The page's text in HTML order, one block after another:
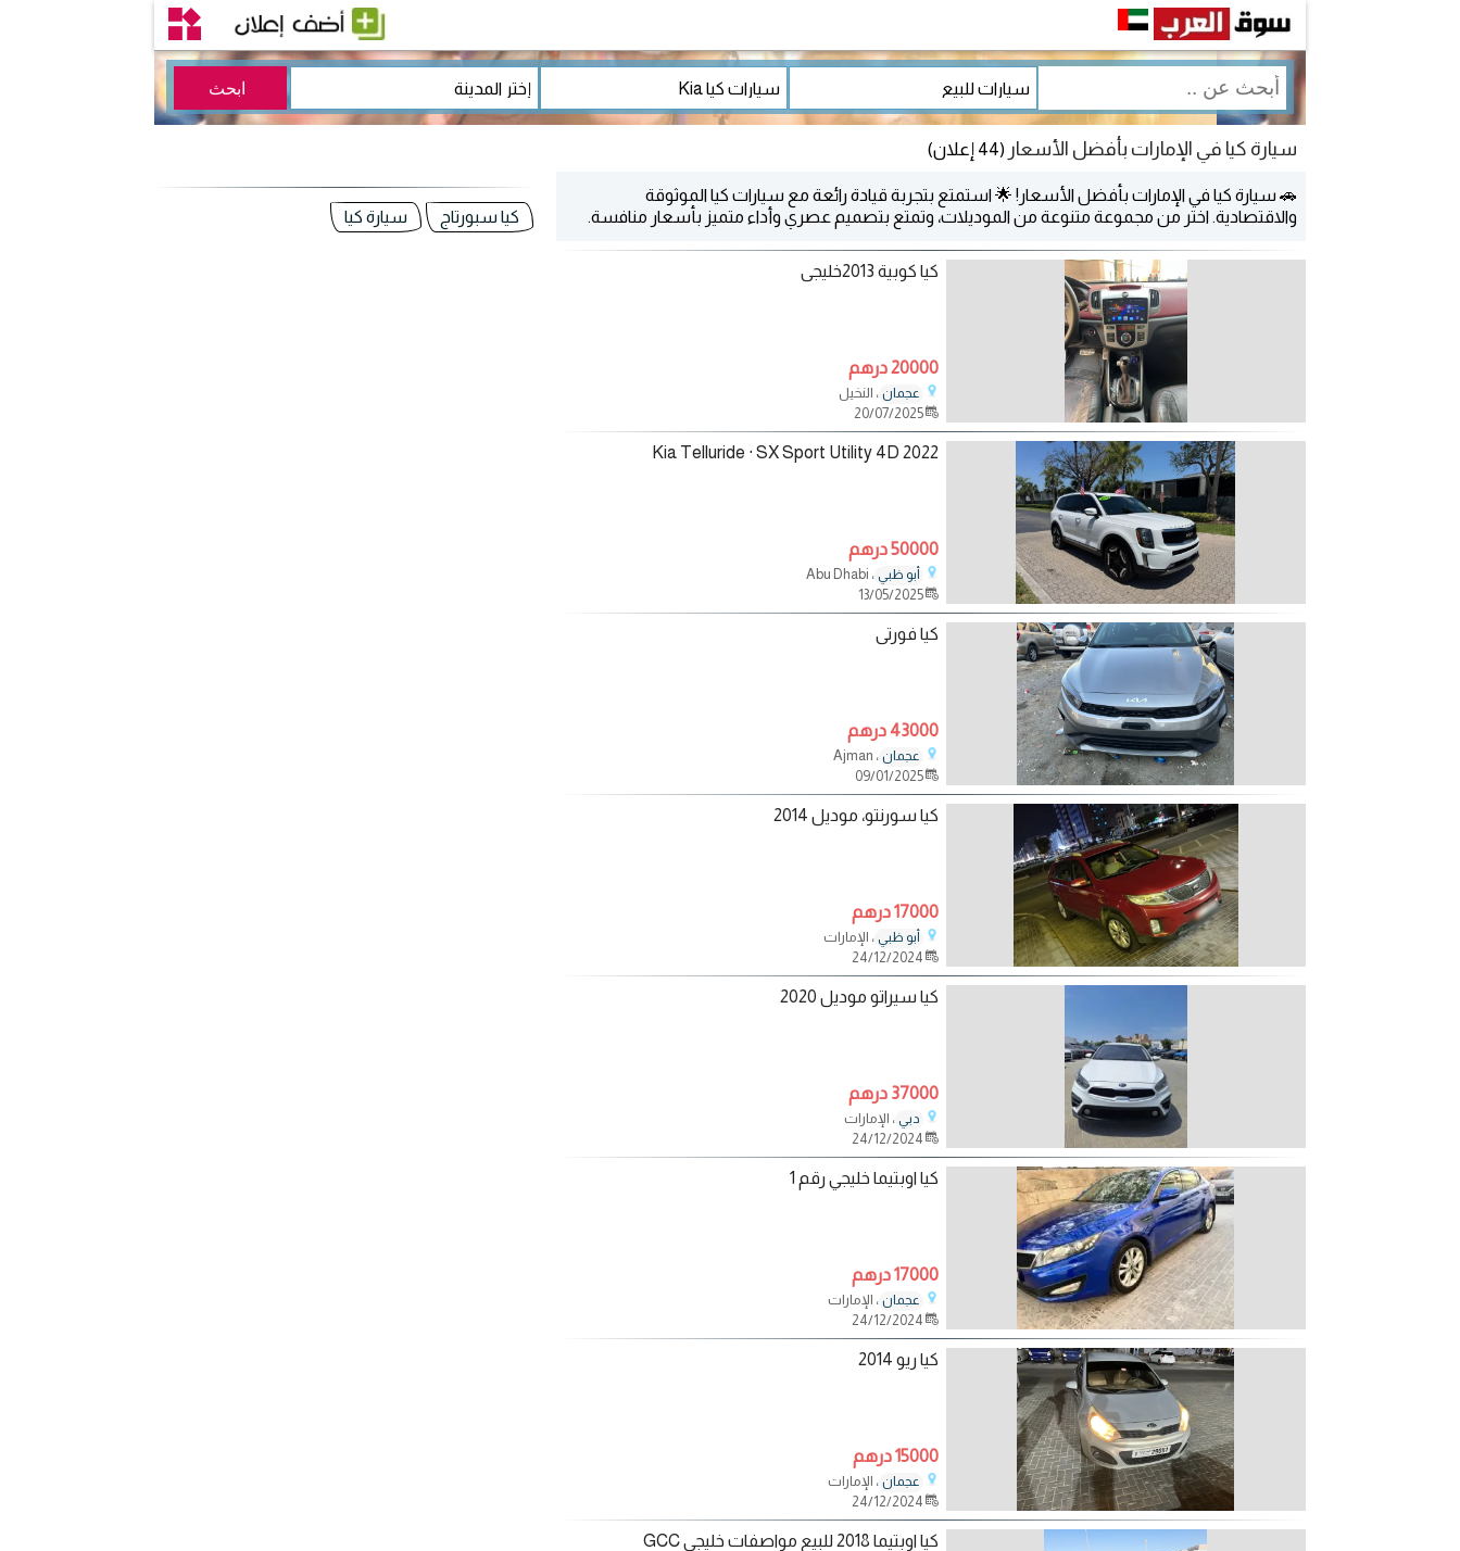
سيارة كيا في الإمارات بأفضل الأسعار (44 إعلان)
🚗 سيارة كيا في الإمارات بأفضل الأسعار! 🌟 استمتع بتجربة قيادة رائعة مع سيارات كيا الموثوقة
والاقتصادية. اختر من مجموعة متنوعة من الموديلات، وتمتع بتصميم عصري وأداء متميز بأسعار منافسة.
كيا كوبية 2013خليجى
20000 درهم
عجمان ، النخيل
20/07/2025
2022 Kia Telluride · SX Sport Utility 4D
50000 درهم
أبو ظبي ، Abu Dhabi
13/05/2025
كيا فورتى
43000 درهم
عجمان ، Ajman
09/01/2025
كيا سورنتو، موديل 2014
17000 درهم
أبو ظبي ، الإمارات
كيا سيراتو موديل 2020
37000 درهم
دبي ، الإمارات
كيا اوبتيما خليجي رقم 1
17000 درهم
عجمان ، الإمارات
كيا ريو 2014
15000 درهم
عجمان ، الإمارات
كيا اوبتيما 2018 للبيع مواصفات خليجي GCC
كيا سبورتاج سيارة كيا